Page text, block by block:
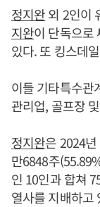
정지완외 2인이
지완이 단독으로
있다. 또 킹스데
이들 기타특수관
관리업, 골프장
정지완은 2024
만6848주
인 10인과 합쳐
열사를 지배하고